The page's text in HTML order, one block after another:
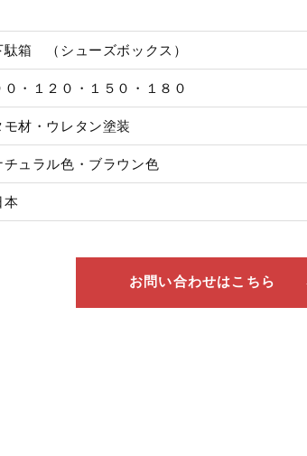
駄箱 （シューズボックス）
０・１２０・１５０・１８０
モ材・ウレタン塗装
チュラル色・ブラウン色
本
お問い合わせはこちら